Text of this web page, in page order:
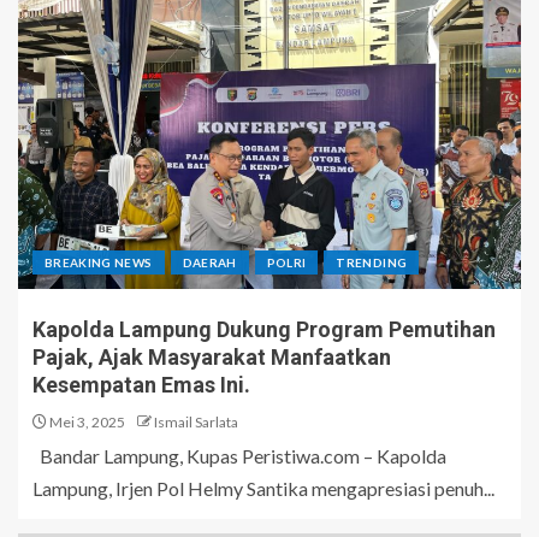
BREAKING NEWS DAERAH POLRI TRENDING
Kapolda Lampung Dukung Program Pemutihan
Pajak, Ajak Masyarakat Manfaatkan
Kesempatan Emas Ini.
Mei 3, 2025 Ismail Sarlata
Bandar Lampung, Kupas Peristiwa.com – Kapolda
Lampung, Irjen Pol Helmy Santika mengapresiasi penuh...